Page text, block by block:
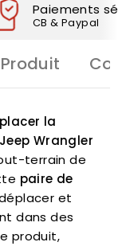
Paiements
CB & Paypal
la
Wrangler
terrain de
paire de
et
dans des
produit,